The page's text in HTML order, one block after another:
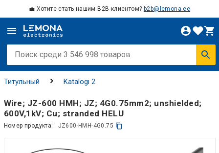
💼 Хотите стать нашим B2B-клиентом? b2b@lemona.ee
Титульный Katalogi 2
Wire; JZ-600 HMH; JZ; 4G0.75mm2; unshielded;
600V,1kV; Cu; stranded HELU
Номер продукта: JZ600-HMH-4G0.75